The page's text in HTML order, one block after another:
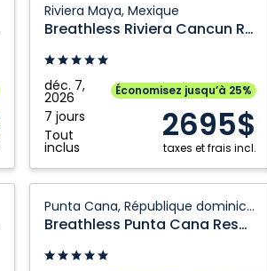
Riviera Maya, Mexique
Breathless Riviera Cancun Resort & Spa
déc. 7,
2026
7 jours
Tout
inclus
Économisez jusqu’à 25%
2695$
taxes et frais incl.
Riviera
Cancun
Resort
Spa:
Riviera
Maya,
Mexique
Punta Cana, République dominicaine
Breathless Punta Cana Resort And Spa
Punta
Cana
Resort